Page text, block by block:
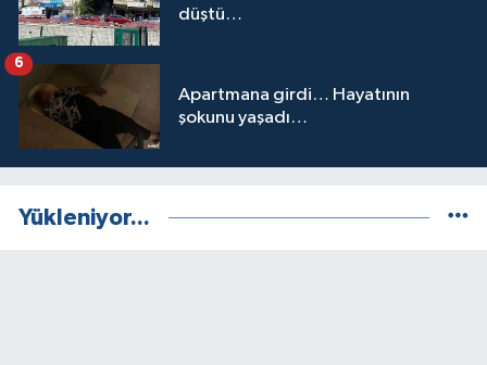
düştü…
Apartmana girdi… Hayatının
şokunu yaşadı…
6
Yükleniyor...